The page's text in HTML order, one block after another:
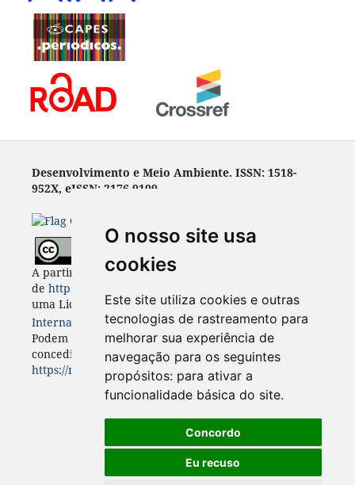
O nosso site usa
cookies
Este site utiliza cookies e outras
tecnologias de rastreamento para
melhorar sua experiência de
navegação para os seguintes
propósitos: para ativar a
funcionalidade básica do site.
Concordo
Eu recuso
Desenvolvimento e Meio Ambiente. ISSN: 1518-
952X, eISSN: 2176-9109
A partir de 2023, Desenvolvimento e Meio Ambiente
de https://revistas.ufpr.br/made
uma Licença
Creative Commons - Atribuição 4.0
Internacional . CC BY 4.0
Podem estar disponíveis autorizações adicionais às
concedidas no âmbito desta licença em
https://revistas.ufpr.br/made/about.